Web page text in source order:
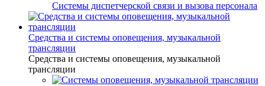
Системы диспетчерской связи и вызова персонала
Средства и системы оповещения, музыкальной
трансляции
Средства и системы оповещения, музыкальной
трансляции